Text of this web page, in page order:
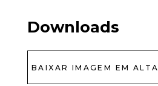
Downloads
BAIXAR IMAGEM EM ALTA